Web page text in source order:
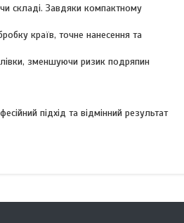
складі. Завдяки компактному
країв, точне нанесення та
зменшуючи ризик подряпин
підхід та відмінний результат